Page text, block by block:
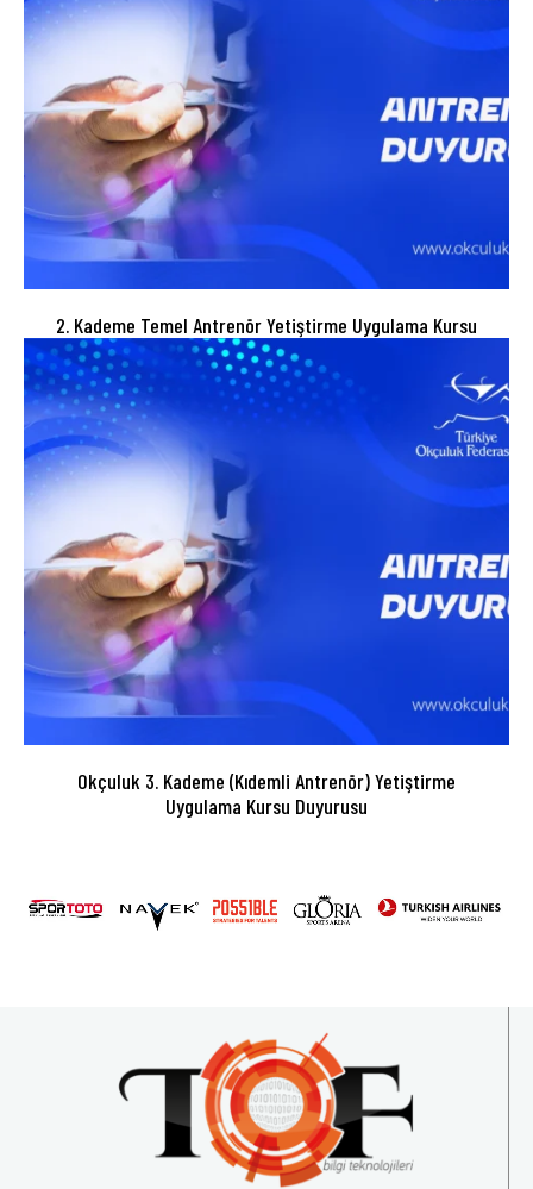
2. Kademe Temel Antrenör Yetiştirme Uygulama Kursu
Okçuluk 3. Kademe (Kıdemli Antrenör) Yetiştirme
Uygulama Kursu Duyurusu